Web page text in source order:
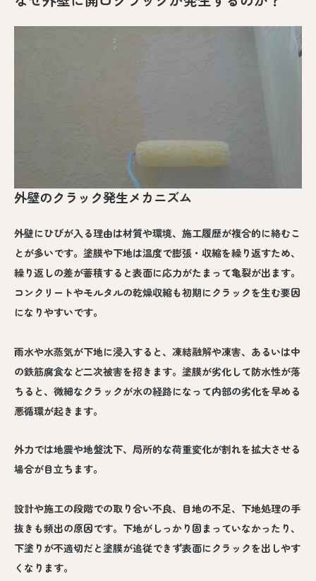
外壁のクラック発生メカニズム
外壁にひびが入る理由は材質や環境、施工履歴が複合的に絡むこ
とが多いです。塗膜や下地は温度で膨張・収縮を繰り返すため、
繰り返しの差が蓄積すると表面に応力がたまって亀裂が出ます。
コンクリートやモルタルの乾燥収縮も初期にクラックを生む要因
になりやすいです。
雨水や水蒸気が下地に浸入すると、凍結融解や凍害、あるいは中
の鉄筋腐食など二次被害を招きます。塗膜が劣化して防水性が落
ちると、微細なクラックが水の経路になって内部の劣化を早める
悪循環が起きます。
外力では地震や地盤沈下、局所的な荷重変化が割れを拡大させる
場合が目立ちます。
設計や施工の段階での取り合い不良、目地の不足、下地処理の手
抜きも頻出の原因です。下地がしっかり固まっていなかったり、
下塗りが不適切だと塗膜が追従できず表面にクラックを出しやす
くなります。